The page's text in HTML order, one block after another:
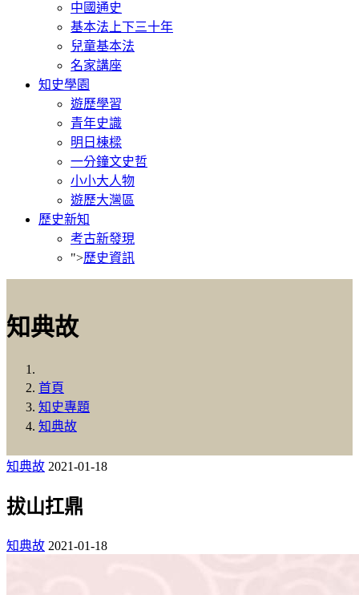
中國通史
基本法上下三十年
兒童基本法
名家講座
知史學園
遊歷學習
青年史識
明日棟樑
一分鐘文史哲
小小大人物
遊歷大灣區
歷史新知
考古新發現
">歷史資訊
知典故
首頁
知史專題
知典故
知典故 2021-01-18
拔山扛鼎
知典故 2021-01-18